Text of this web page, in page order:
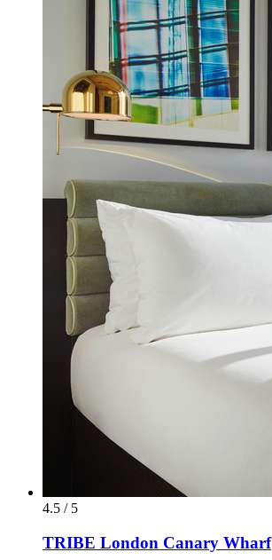
4.5 / 5
TRIBE London Canary Wharf